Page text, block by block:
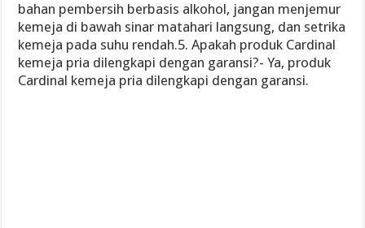
bahan pembersih berbasis alkohol, jangan menjemur
kemeja di bawah sinar matahari langsung, dan setrika
kemeja pada suhu rendah.5. Apakah produk Cardinal
kemeja pria dilengkapi dengan garansi?- Ya, produk
Cardinal kemeja pria dilengkapi dengan garansi.